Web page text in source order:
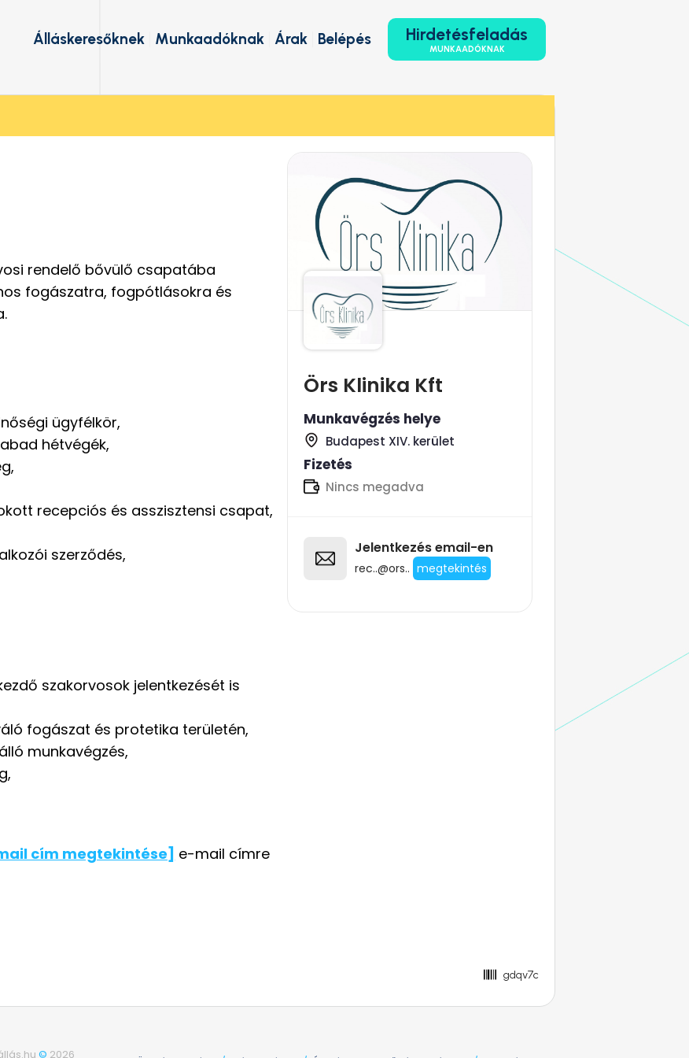
Hirdetésfeladás
MUNKAADÓKNAK
Belépés
Árak
Munkaadóknak
Álláskeresőknek
rendelő bővülő csapatába
fogászatra, fogpótlásokra és
ügyfélkör,
hétvégék,
recepciós és asszisztensi csapat,
szerződés,
szakorvosok jelentkezését is
fogászat és protetika területén,
munkavégzés,
cím megtekintése] e-mail címre
Örs Klinika Kft
Munkavégzés helye
Budapest XIV. kerület
Fizetés
Nincs megadva
Jelentkezés email-en
rec..@ors.. megtekintés
gdqv7c
© 2026